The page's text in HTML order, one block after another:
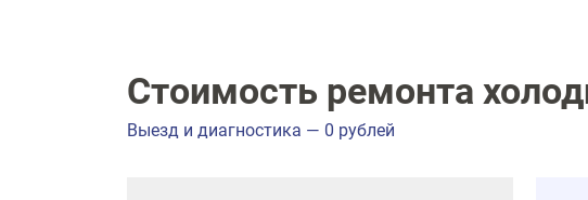
Стоимость ремонта
Выезд и диагностика — 0 рублей